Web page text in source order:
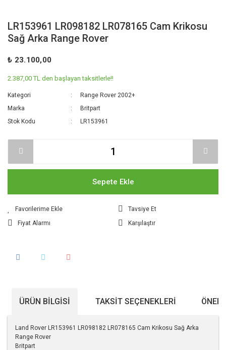
LR153961 LR098182 LR078165 Cam Krikosu
Sağ Arka Range Rover
₺ 23.100,00
2.387,00 TL den başlayan taksitlerle!!
Kategori
Range Rover 2002+
Marka
Britpart
Stok Kodu
LR153961
Sepete Ekle
Tavsiye Et
Fiyat Alarmı
Karşılaştır
ÜRÜN BILGISI TAKSIT SEÇENEKLERI
Land Rover LR153961 LR098182 LR078165 Cam Krikosu Sağ Arka
Range Rover
Britpart